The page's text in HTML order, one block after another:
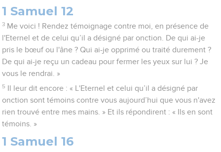
1 Samuel 12
3 Me voici ! Rendez témoignage contre moi, en présence de
l'Eternel et de celui qu’il a désigné par onction. De qui ai-je
pris le bœuf ou l'âne ? Qui ai-je opprimé ou traité durement ?
De qui ai-je reçu un cadeau pour fermer les yeux sur lui ? Je
vous le rendrai. »
5
Il leur dit encore : « L'Eternel et celui qu’il a désigné par
onction sont témoins contre vous aujourd’hui que vous n'avez
rien trouvé entre mes mains. » Et ils répondirent : « Ils en sont
témoins. »
1 Samuel 16